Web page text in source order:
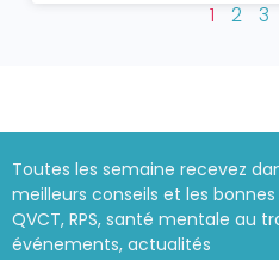
1 2 3
Toutes les semaine recevez
meilleurs conseils et les
QVCT, RPS, santé mentale au
événements, actualités